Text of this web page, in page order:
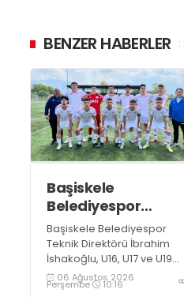
BENZER HABERLER
Başiskele
Belediyespor
Gelişim Ligi’ne hazır
Başiskele Belediyespor
Teknik Direktörü İbrahim
İshakoğlu, U16, U17 ve U19
takımlarının mücadele
edeceği Gelişim Ligi
06 Ağustos 2026
Perşembe 10:16